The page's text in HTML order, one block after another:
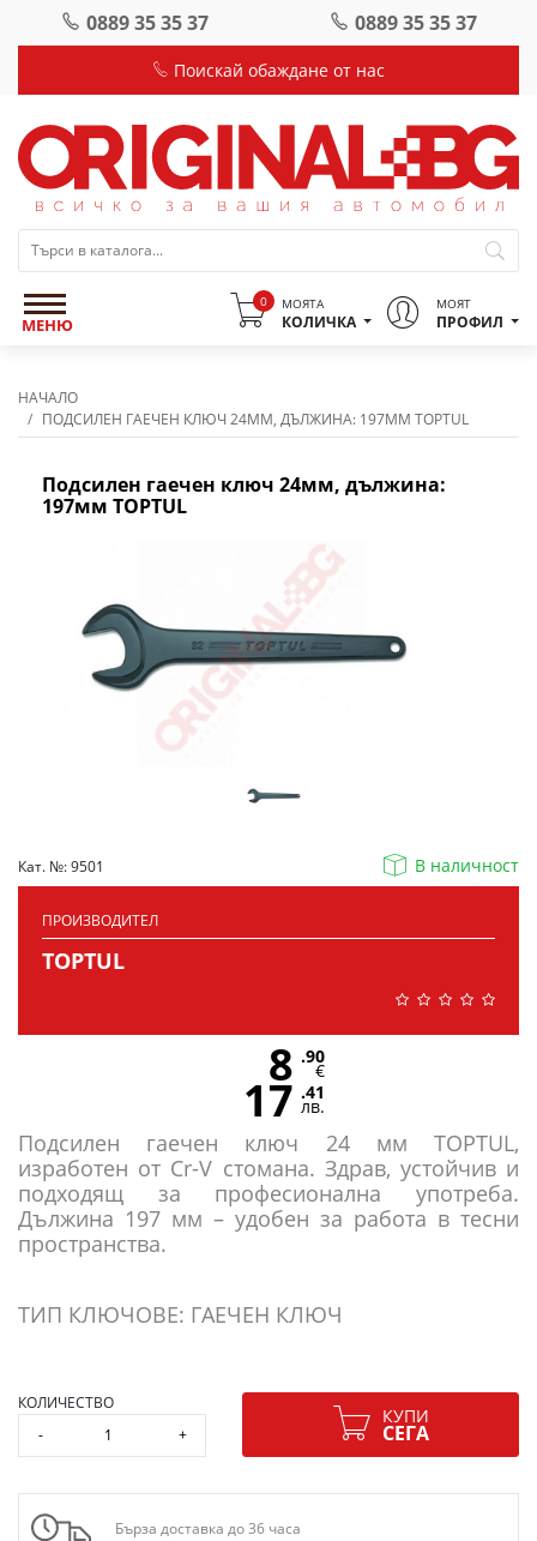
0889 35 35 37 0889 35 35 37
Поискай обаждане от нас
МЕНЮ
0 МОЯТА
КОЛИЧКА
МОЯТ
ПРОФИЛ
НАЧАЛО
ПОДСИЛЕН ГАЕЧЕН КЛЮЧ 24ММ, ДЪЛЖИНА: 197ММ TOPTUL
Подсилен гаечен ключ 24мм, дължина:
197мм TOPTUL
Кат. №: 9501 В наличност
ПРОИЗВОДИТЕЛ
TOPTUL
Подсилен гаечен ключ 24 мм TOPTUL,
изработен от Cr-V стомана. Здрав, устойчив и
подходящ за професионална употреба.
Дължина 197 мм – удобен за работа в тесни
пространства.
ТИП КЛЮЧОВЕ: ГАЕЧЕН КЛЮЧ
8 .90
€
17 .41
лв.
КОЛИЧЕСТВО
-
+
КУПИ
СЕГА
Бърза доставка до 36 часа